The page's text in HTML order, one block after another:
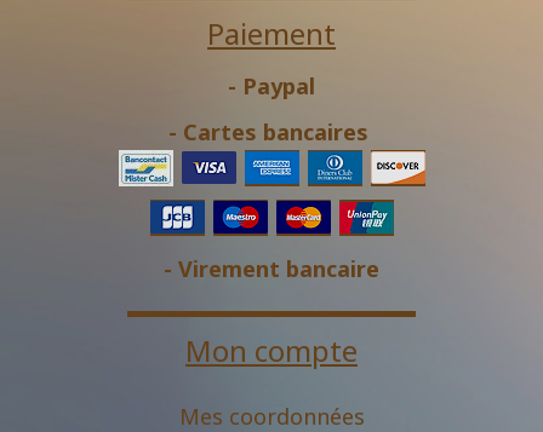
Paiement
- Paypal
- Cartes bancaires
- Virement bancaire
Mon compte
Mes coordonnées